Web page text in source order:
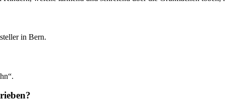
in Bern.